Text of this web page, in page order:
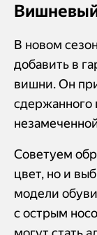
В новом
добавить в
вишни. Он
сдержанного
Советуем
цвет, но и
модели
с острым